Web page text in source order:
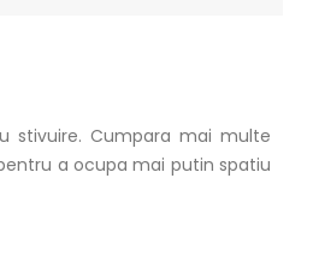
stivuire. Cumpara mai multe
a ocupa mai putin spatiu